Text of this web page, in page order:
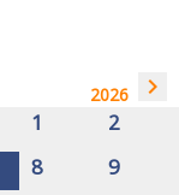
2026 navigate_next
1
2
8
9